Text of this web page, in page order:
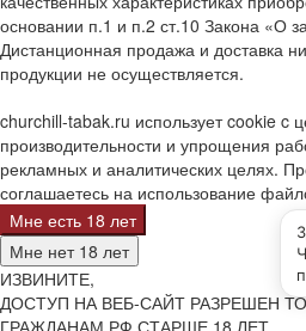
основании п.1 и п.2 ст.10 Закона «О
Дистанционная продажа и доставка
продукции не осуществляется.
churchill-tabak.ru использует cookie c
производительности и упрощения
рекламных и аналитических целях.
соглашаетесь на использование
Мне есть 18 лет
Мне нет 18 лет
ИЗВИНИТЕ,
ДОСТУП НА ВЕБ-САЙТ РАЗРЕШЕН